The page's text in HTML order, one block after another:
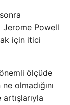
Jerome Powell
için itici
ölçüde
olmadığını